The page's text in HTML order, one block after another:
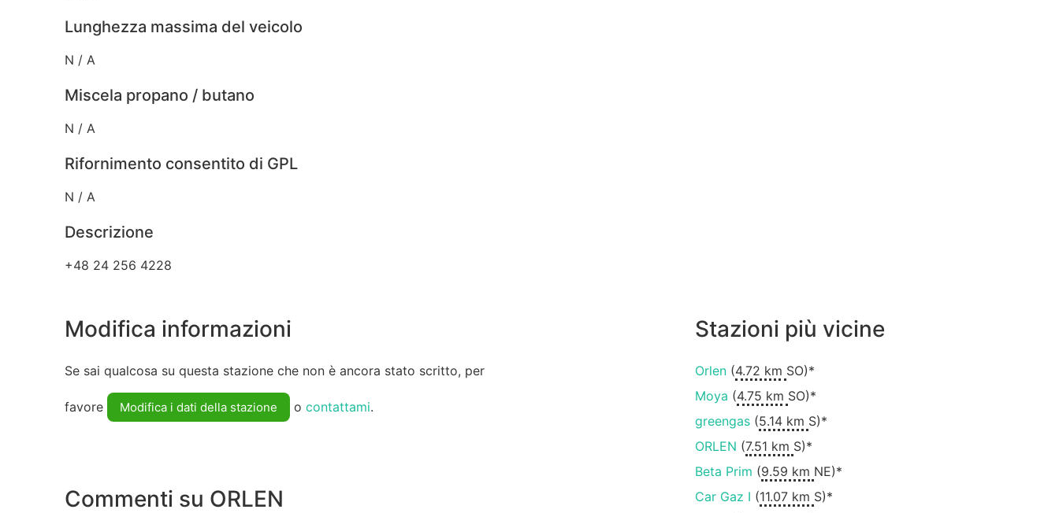
Lunghezza massima del veicolo
N / A
Miscela propano / butano
N / A
Rifornimento consentito di GPL
N / A
Descrizione
+48 24 256 4228
Modifica informazioni
Se sai qualcosa su questa stazione che non è ancora stato scritto, per
favore Modifica i dati della stazione o contattami.
Commenti su ORLEN
Stazioni più vicine
Orlen(4.72 km SO)*
Moya (4.75 km SO)*
greengas(5.14 km S)*
ORLEN (7.51 km S)*
Beta Prim (9.59 km NE)*
Car Gaz I (11.07 km S)*